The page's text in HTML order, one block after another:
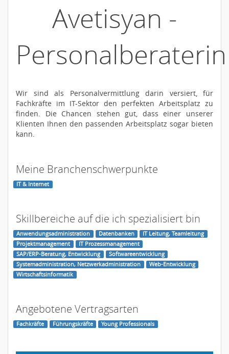
Avetisyan -
Personalberaterin
Wir sind als Personalvermittlung darin versiert, für
Fachkräfte im IT-Sektor den perfekten Arbeitsplatz zu
finden. Die Chancen stehen gut, dass einer unserer
Klienten Ihnen den passenden Arbeitsplatz sogar bieten
kann.
Meine Branchenschwerpunkte
IT & Internet
Skillbereiche auf die ich spezialisiert bin
Anwendungsadministration Datenbanken
IT Leitung, Teamleitung
Projektmanagement
IT Prozessmanagement
SAP/ERP-Beratung, Entwicklung
Softwareentwicklung
Systemadministration, Netzwerkadministration
Web-Entwicklung
Wirtschaftsinformatik
Angebotene Vertragsarten
Fachkräfte Führungskräfte Young Professionals